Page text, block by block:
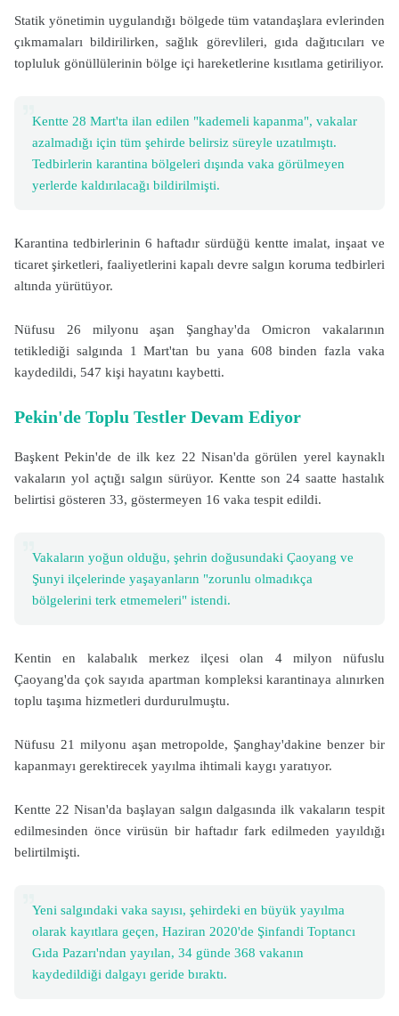
Statik yönetimin uygulandığı bölgede tüm vatandaşlara evlerinden
çıkmamaları bildirilirken, sağlık görevlileri, gıda dağıtıcıları ve
topluluk gönüllülerinin bölge içi hareketlerine kısıtlama getiriliyor.
Kentte 28 Mart'ta ilan edilen "kademeli kapanma", vakalar
azalmadığı için tüm şehirde belirsiz süreyle uzatılmıştı.
Tedbirlerin karantina bölgeleri dışında vaka görülmeyen
yerlerde kaldırılacağı bildirilmişti.
Karantina tedbirlerinin 6 haftadır sürdüğü kentte imalat, inşaat ve
ticaret şirketleri, faaliyetlerini kapalı devre salgın koruma tedbirleri
altında yürütüyor.
Nüfusu 26 milyonu aşan Şanghay'da Omicron vakalarının
tetiklediği salgında 1 Mart'tan bu yana 608 binden fazla vaka
kaydedildi, 547 kişi hayatını kaybetti.
Pekin'de Toplu Testler Devam Ediyor
Başkent Pekin'de de ilk kez 22 Nisan'da görülen yerel kaynaklı
vakaların yol açtığı salgın sürüyor. Kentte son 24 saatte hastalık
belirtisi gösteren 33, göstermeyen 16 vaka tespit edildi.
Vakaların yoğun olduğu, şehrin doğusundaki Çaoyang ve
Şunyi ilçelerinde yaşayanların "zorunlu olmadıkça
bölgelerini terk etmemeleri" istendi.
Kentin en kalabalık merkez ilçesi olan 4 milyon nüfuslu
Çaoyang'da çok sayıda apartman kompleksi karantinaya alınırken
toplu taşıma hizmetleri durdurulmuştu.
Nüfusu 21 milyonu aşan metropolde, Şanghay'dakine benzer bir
kapanmayı gerektirecek yayılma ihtimali kaygı yaratıyor.
Kentte 22 Nisan'da başlayan salgın dalgasında ilk vakaların tespit
edilmesinden önce virüsün bir haftadır fark edilmeden yayıldığı
belirtilmişti.
Yeni salgındaki vaka sayısı, şehirdeki en büyük yayılma
olarak kayıtlara geçen, Haziran 2020'de Şinfandi Toptancı
Gıda Pazarı'ndan yayılan, 34 günde 368 vakanın
kaydedildiği dalgayı geride bıraktı.